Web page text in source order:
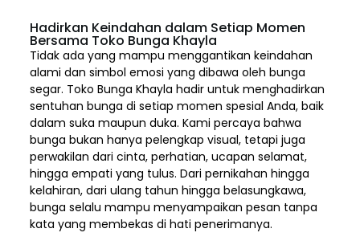
Hadirkan Keindahan dalam Setiap Momen
Bersama Toko Bunga Khayla
Tidak ada yang mampu menggantikan keindahan
alami dan simbol emosi yang dibawa oleh bunga
segar. Toko Bunga Khayla hadir untuk menghadirkan
sentuhan bunga di setiap momen spesial Anda, baik
dalam suka maupun duka. Kami percaya bahwa
bunga bukan hanya pelengkap visual, tetapi juga
perwakilan dari cinta, perhatian, ucapan selamat,
hingga empati yang tulus. Dari pernikahan hingga
kelahiran, dari ulang tahun hingga belasungkawa,
bunga selalu mampu menyampaikan pesan tanpa
kata yang membekas di hati penerimanya.